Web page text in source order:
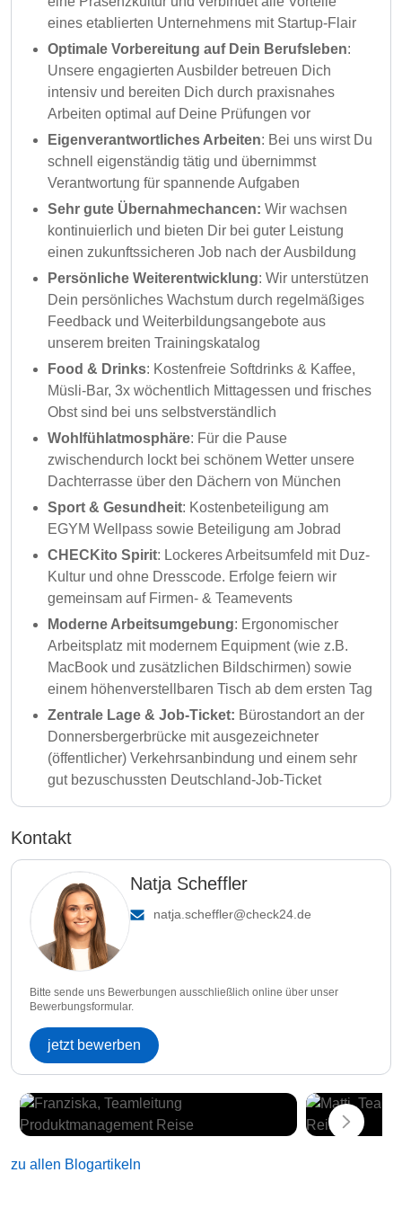
eines etablierten Unternehmens mit Startup-Flair
Optimale Vorbereitung auf Dein Berufsleben:
Unsere engagierten Ausbilder betreuen Dich
intensiv und bereiten Dich durch praxisnahes
Arbeiten optimal auf Deine Prüfungen vor
Eigenverantwortliches Arbeiten: Bei uns wirst Du
schnell eigenständig tätig und übernimmst
Verantwortung für spannende Aufgaben
Sehr gute Übernahmechancen: Wir wachsen
kontinuierlich und bieten Dir bei guter Leistung
einen zukunftssicheren Job nach der Ausbildung
Persönliche Weiterentwicklung: Wir unterstützen
Dein persönliches Wachstum durch regelmäßiges
Feedback und Weiterbildungsangebote aus
unserem breiten Trainingskatalog
Food & Drinks: Kostenfreie Softdrinks & Kaffee,
Müsli-Bar, 3x wöchentlich Mittagessen und frisches
Obst sind bei uns selbstverständlich
Wohlfühlatmosphäre: Für die Pause
zwischendurch lockt bei schönem Wetter unsere
Dachterrasse über den Dächern von München
Sport & Gesundheit: Kostenbeteiligung am
EGYM Wellpass sowie Beteiligung am Jobrad
CHECKito Spirit: Lockeres Arbeitsumfeld mit Duz-
Kultur und ohne Dresscode. Erfolge feiern wir
gemeinsam auf Firmen- & Teamevents
Moderne Arbeitsumgebung: Ergonomischer
Arbeitsplatz mit modernem Equipment (wie z.B.
MacBook und zusätzlichen Bildschirmen) sowie
einem höhenverstellbaren Tisch ab dem ersten Tag
Zentrale Lage & Job-Ticket: Bürostandort an der
Donnersbergerbrücke mit ausgezeichneter
(öffentlicher) Verkehrsanbindung und einem sehr
gut bezuschussten Deutschland-Job-Ticket
Kontakt
Natja Scheffler
natja.scheffler@check24.de
Bitte sende uns Bewerbungen ausschließlich online über unser
Bewerbungsformular.
jetzt bewerben
zu allen Blogartikeln